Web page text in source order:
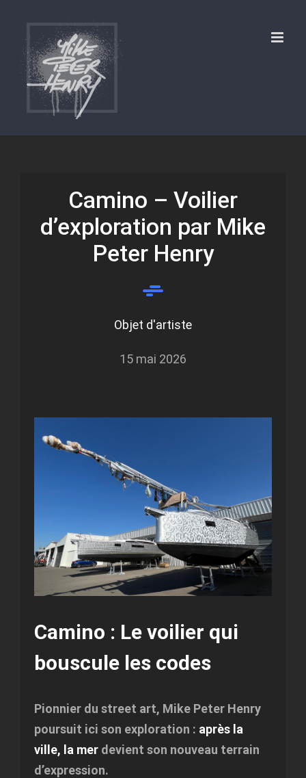
content
Camino – Voilier
d’exploration par Mike
Peter Henry
Objet d'artiste
15 mai 2026
Camino : Le voilier qui
bouscule les codes
Pionnier du street art, Mike Peter Henry
poursuit ici son exploration : après la
ville, la merdevient son nouveau terrain
d’expression.